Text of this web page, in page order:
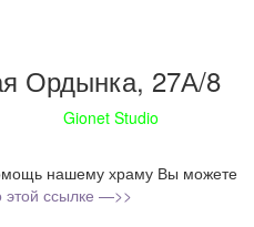
Ордынка, 27А/8
Gionet Studio
нашему храму Вы можете
этой ссылке —>>